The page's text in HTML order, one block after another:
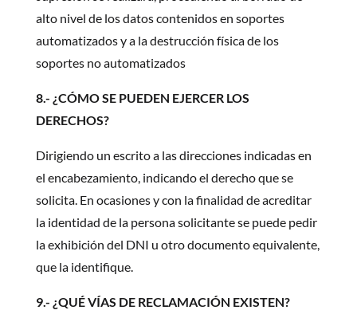
alto nivel de los datos contenidos en soportes
automatizados y a la destrucción física de los
soportes no automatizados
8.- ¿CÓMO SE PUEDEN EJERCER LOS
DERECHOS?
Dirigiendo un escrito a las direcciones indicadas en
el encabezamiento, indicando el derecho que se
solicita. En ocasiones y con la finalidad de acreditar
la identidad de la persona solicitante se puede pedir
la exhibición del DNI u otro documento equivalente,
que la identifique.
9.- ¿QUÉ VÍAS DE RECLAMACIÓN EXISTEN?